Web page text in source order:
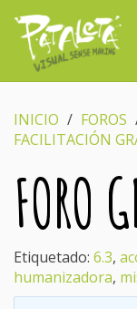
INICIO FOROS
FACILITACIÓN
FORO
Etiquetado: 6.3,
humanizadora,